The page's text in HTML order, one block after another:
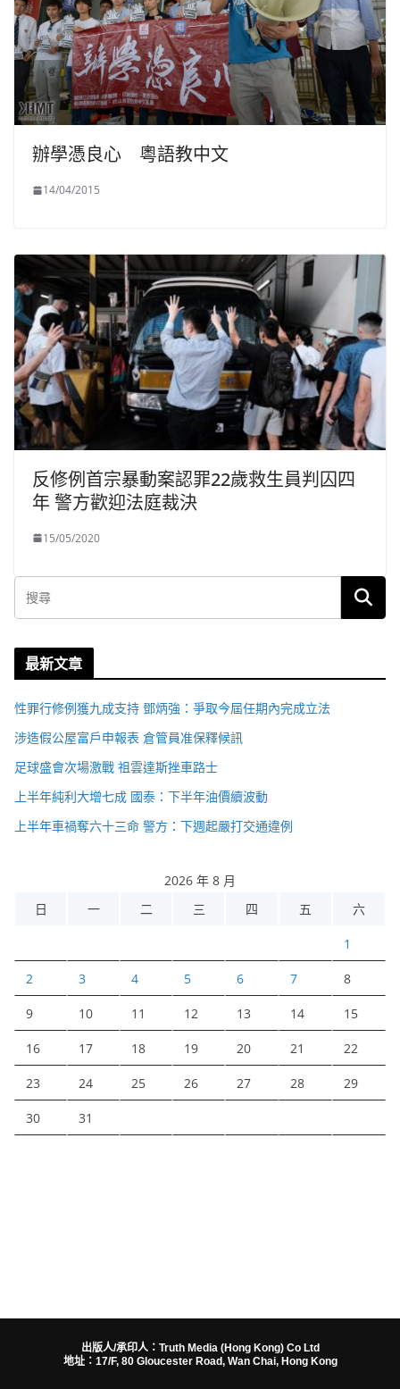
辦學憑良心 粵語教中文
14/04/2015
反修例首宗暴動案認罪22歲救生員判囚四
年 警方歡迎法庭裁決
15/05/2020
最新文章
性罪行修例獲九成支持 鄧炳強：爭取今屆任期內完成立法
涉造假公屋富戶申報表 倉管員准保釋候訊
足球盛會次場激戰 祖雲達斯挫車路士
上半年純利大增七成 國泰：下半年油價續波動
上半年車禍奪六十三命 警方：下週起嚴打交通違例
2026 年 8 月
日
一 二 三 四 五 六
1
2 3 4 5 6 7 8
9 10 11 12 13 14 15
16 17 18 19 20 21 22
23 24 25 26 27 28 29
30 31
出版人/承印人：Truth Media (Hong Kong) Co Ltd
地址：17/F, 80 Gloucester Road, Wan Chai, Hong Kong